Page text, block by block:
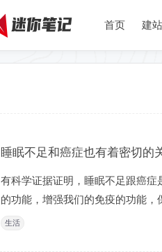
首页 建站
睡眠不足和癌症也有着密切的
有科学证据证明，睡眠不足跟癌
的功能，增强我们的免疫的功能
生活